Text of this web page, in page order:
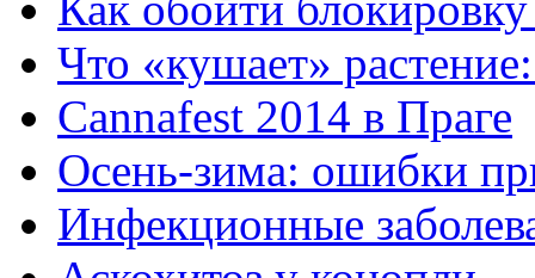
Что «кушает»
Cannafest 2014 в Праге
Осень-зима: ошибки
Инфекционные